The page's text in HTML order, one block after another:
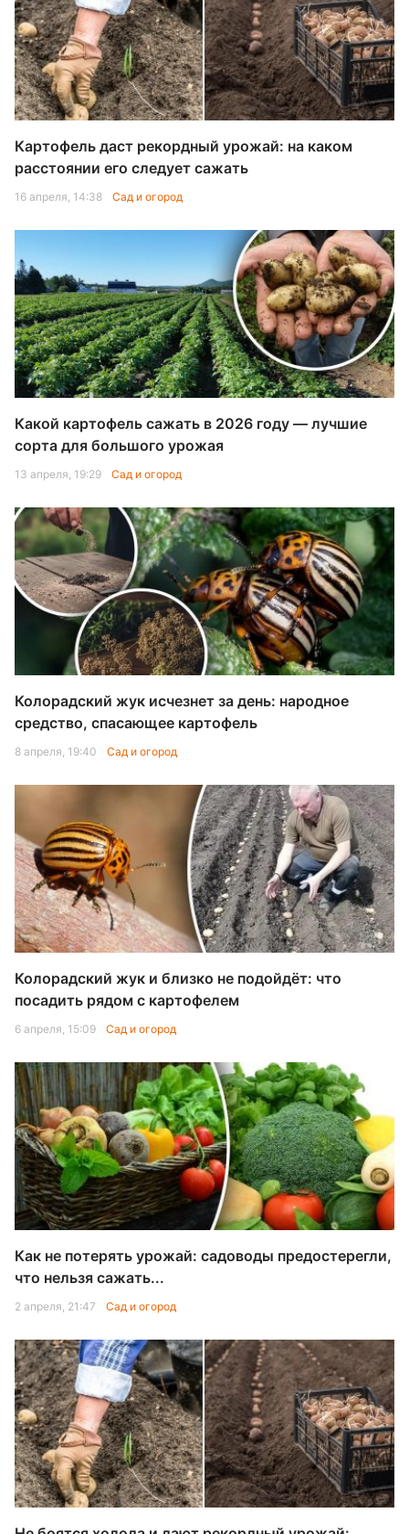
Картофель даст рекордный урожай: на каком
расстоянии его следует сажать
16 апреля, 14:38 Сад и огород
Какой картофель сажать в 2026 году — лучшие
сорта для большого урожая
13 апреля, 19:29 Сад и огород
Колорадский жук исчезнет за день: народное
средство, спасающее картофель
8 апреля, 19:40 Сад и огород
Колорадский жук и близко не подойдёт: что
посадить рядом с картофелем
6 апреля, 15:09 Сад и огород
Как не потерять урожай: садоводы предостерегли,
что нельзя сажать...
2 апреля, 21:47 Сад и огород